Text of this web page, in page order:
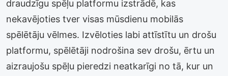
draudzīgu spēļu platformu izstrādē, kas
nekavējoties tver visas mūsdienu mobilās
spēlētāju vēlmes. Izvēloties labi attīstītu un drošu
platformu, spēlētāji nodrošina sev drošu, ērtu un
aizraujošu spēļu pieredzi neatkarīgi no tā, kur un